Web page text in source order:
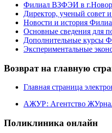
Филиал ВЗФЭИ в
Директор, ученый совет
Новости и история
Основные сведения для
Дополнительные курсы
Экспериментальные
Возврат на главную
Главная страница
АЖУР: Агентство
Поликлиника онлайн